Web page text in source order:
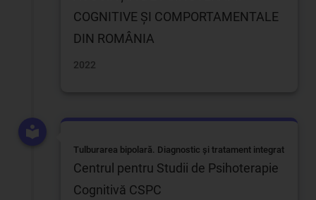
COGNITIVE ȘI COMPORTAMENTALE
DIN ROMÂNIA
2022
Tulburarea bipolară. Diagnostic și tratament integrat
Centrul pentru Studii de Psihoterapie
Cognitivă CSPC